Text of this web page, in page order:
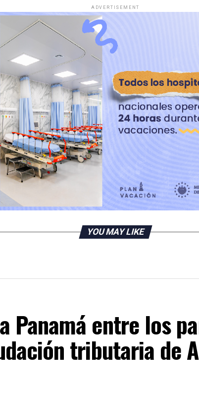
ADVERTISEMENT
YOU MAY LIKE
Panamá entre los
tributaria de